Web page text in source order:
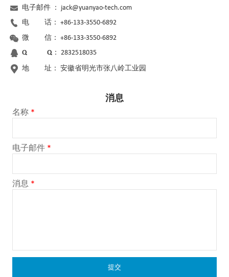
电子邮件 ：
jack@yuanyao-tech.com
电 话： +86-133-3550-6892
微 信： +86-133-3550-6892
Q Q： 2832518035
地 址： 安徽省明光市张八岭工业园
消息
名称 *
电子邮件 *
消息 *
提交